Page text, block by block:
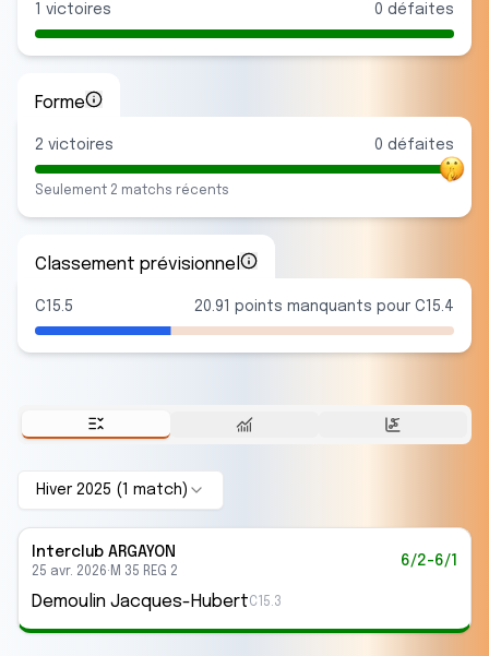
victoires 0 défaites
Forme
2 victoires 0 défaites
Seulement 2 matchs récents
Classement prévisionnel
C15.5 20.91 points manquants pour C15.4
Hiver 2025 ( match )
Interclub ARGAYON
25 avr. 2026· M 35 REG 2
6/2-6/1
Demoulin Jacques-HubertC15.3